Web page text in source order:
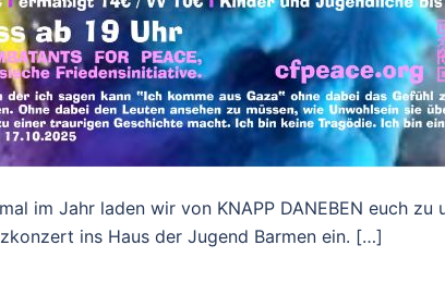
im Jahr laden wir von KNAPP DANEBEN euch zu
ins Haus der Jugend Barmen ein. […]